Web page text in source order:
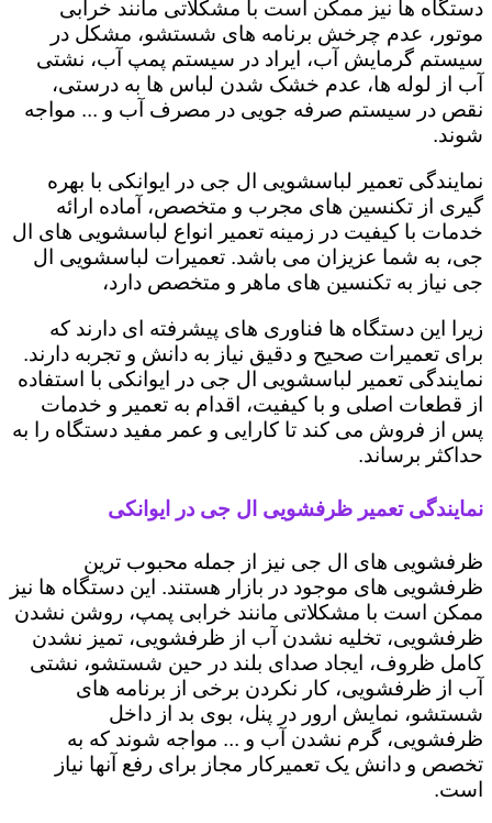
دستگاه ها نیز ممکن است با مشکلاتی مانند خرابی
موتور، عدم چرخش برنامه های شستشو، مشکل در
سیستم گرمایش آب، ایراد در سیستم پمپ آب، نشتی
آب از لوله ها، عدم خشک شدن لباس ها به درستی،
نقص در سیستم صرفه جویی در مصرف آب و ... مواجه
شوند.
نمایندگی تعمیر لباسشویی ال جی در ایوانکی با بهره
گیری از تکنسین های مجرب و متخصص، آماده ارائه
خدمات با کیفیت در زمینه تعمیر انواع لباسشویی های ال
جی، به شما عزیزان می باشد. تعمیرات لباسشویی ال
جی نیاز به تکنسین های ماهر و متخصص دارد،
زیرا این دستگاه ها فناوری های پیشرفته ای دارند که
برای تعمیرات صحیح و دقیق نیاز به دانش و تجربه دارند.
نمایندگی تعمیر لباسشویی ال جی در ایوانکی با استفاده
از قطعات اصلی و با کیفیت، اقدام به تعمیر و خدمات
پس از فروش می کند تا کارایی و عمر مفید دستگاه را به
حداکثر برساند.
نمایندگی تعمیر ظرفشویی ال جی در ایوانکی
ظرفشویی های ال جی نیز از جمله محبوب ترین
ظرفشویی های موجود در بازار هستند. این دستگاه ها نیز
ممکن است با مشکلاتی مانند خرابی پمپ، روشن نشدن
ظرفشویی، تخلیه نشدن آب از ظرفشویی، تمیز نشدن
کامل ظروف، ایجاد صدای بلند در حین شستشو، نشتی
آب از ظرفشویی، کار نکردن برخی از برنامه های
شستشو، نمایش ارور در پنل، بوی بد از داخل
ظرفشویی، گرم نشدن آب و ... مواجه شوند که به
تخصص و دانش یک تعمیرکار مجاز برای رفع آنها نیاز
است.